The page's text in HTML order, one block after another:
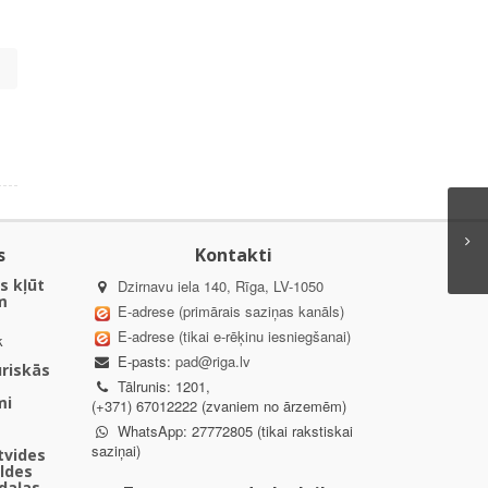
kļūt
Kontakti
Dzirnavu iela 140, Rīga, LV-1050
E-adrese (primārais saziņas kanāls)
E-adrese (tikai e-rēķinu iesniegšanai)
E-pasts: pad@riga.lv
Tālrunis: 1201,
(+371) 67012222 (zvaniem no ārzemēm)
WhatsApp: 27772805 (tikai rakstiskai
saziņai)